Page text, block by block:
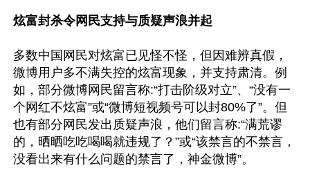
炫富封杀令网民支持与质疑声浪并起
多数中国网民对炫富已见怪不怪，但因难辨真假，
微博用户多不满失控的炫富现象，并支持肃清。例
如，部分微博网民留言称:“打击阶级对立”、“没有一
个网红不炫富”或“微博短视频号可以封80%了”。但
也有部分网民发出质疑声浪，他们留言称:“满荒谬
的，晒晒吃吃喝喝就违规了？”或“该禁言的不禁言，
没看出来有什么问题的禁言了，神金微博”。